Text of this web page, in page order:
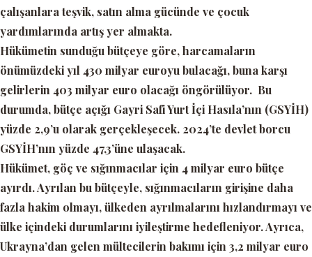
çalışanlara teşvik, satın alma gücünde ve çocuk
yardımlarında artış yer almakta.
Hükümetin sunduğu bütçeye göre, harcamaların
önümüzdeki yıl 430 milyar euroyu bulacağı, buna karşı
gelirlerin 403 milyar euro olacağı öngörülüyor. Bu
durumda, bütçe açığı Gayri Safi Yurt İçi Hasıla’nın (GSYİH)
yüzde 2,9’u olarak gerçekleşecek. 2024’te devlet borcu
GSYİH’nın yüzde 47,3’üne ulaşacak.
Hükümet, göç ve sığınmacılar için 4 milyar euro bütçe
ayırdı. Ayrılan bu bütçeyle, sığınmacıların girişine daha
fazla hakim olmayı, ülkeden ayrılmalarını hızlandırmayı ve
ülke içindeki durumlarını iyileştirme hedefleniyor. Ayrıca,
Ukrayna’dan gelen mültecilerin bakımı için 3,2 milyar euro